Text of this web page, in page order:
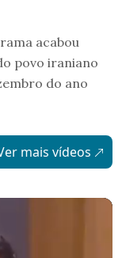
acabou
povo iraniano
do ano
mais vídeos